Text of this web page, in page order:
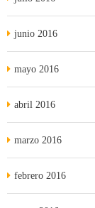
junio 2016
mayo 2016
abril 2016
marzo 2016
febrero 2016